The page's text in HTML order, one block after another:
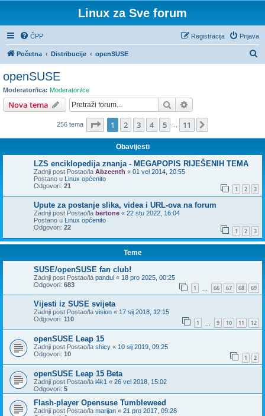
Linux za Sve forum
ČPP Prijava
Registracija
Početna Distribucije openSUSE
ž
openSUSE
Moderator/ica: Moderatori/ce
Nova tema Pretražnik
256 tema Stranica: 1/ 11.
1 2 3 4 5 11
Obavijesti
LZS enciklopedija znanja - MEGAPOPIS RIJEŠENIH TEMA
Zadnji post Postao/la Abzeenth « 01 vel 2014, 20:55
Postano u Linux općenito
Odgovori: 21 1 2 3
Upute za postanje slika, videa i URL-ova na forum
Zadnji post Postao/la bertone « 22 stu 2022, 16:04
Postano u Linux općenito
Odgovori: 22 1 2 3
Teme
SUSE/openSUSE fan club!
Zadnji post Postao/la pandul « 18 pro 2025, 00:25
Odgovori: 683 1 66 67 68 69
Vijesti iz SUSE svijeta
Zadnji post Postao/la vision « 17 sij 2018, 12:15
Odgovori: 110 1 9 10 11 12
openSUSE Leap 15
Zadnji post Postao/la shicy « 10 sij 2019, 09:25
Odgovori: 10 1 2
openSUSE Leap 15 Beta
Zadnji post Postao/la l4k1 « 26 vel 2018, 15:02
Odgovori: 5
Flash-player Opensuse Tumbleweed
Zadnji post Postao/la marijan « 21 pro 2017, 09:28